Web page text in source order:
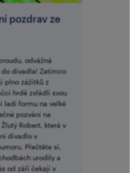
pozdrav ze
odvážná
do divadla! Zatímco
plno zážitků z
hrdě zvládli svou
ladí formu na velké
pozvání na
Robert, která v
divadlo v
Přečtěte si,
urodily a
od září čekají v